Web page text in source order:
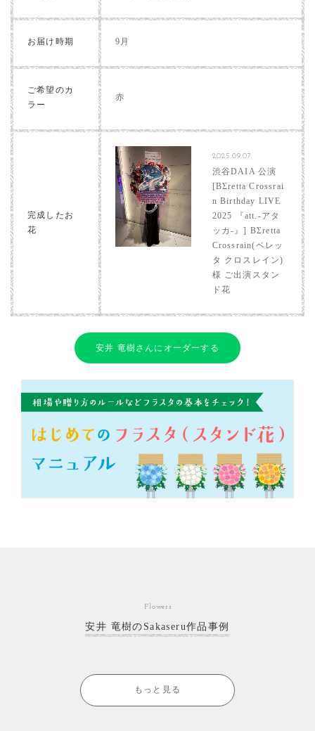
お届け時期 9月
ご希望のカ
ラー
赤
完成したお
花
2025.09.07
渋谷DAIA 公演
[BΣretta Crossrai
n Birthday LIVE
2025 『att.-アタ
ッカ-』] BΣretta
Crossrain(ベレッ
タ クロスレイン)
様 ご出演スタン
ド花
安井 竜樹さんにオーダーする
Flowers
安井 竜樹のSakaseru作品事例
もっと見る